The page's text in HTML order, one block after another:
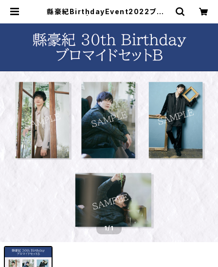
縣豪紀BirthdayEvent2022ブロマ
1/1